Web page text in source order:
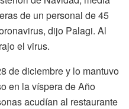
de un personal de 45
dijo Palagi. Al
el virus.
de diciembre y lo mantuvo
en la víspera de Año
acudían al restaurante